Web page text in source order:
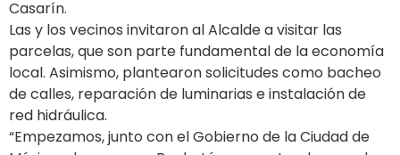
Casarín.
Las y los vecinos invitaron al Alcalde a visitar las
parcelas, que son parte fundamental de la economía
local. Asimismo, plantearon solicitudes como bacheo
de calles, reparación de luminarias e instalación de
red hidráulica.
“Empezamos, junto con el Gobierno de la Ciudad de